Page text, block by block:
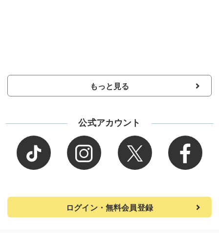
もっと見る
公式アカウント
ログイン・無料会員登録